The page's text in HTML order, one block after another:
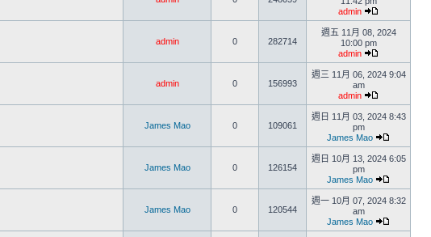
admin
admin 0 282714
週五 11月 08, 2024
10:00 pm
admin
admin 0 156993
週三 11月 06, 2024 9:04
am
admin
James Mao 0 109061
週日 11月 03, 2024 8:43
pm
James Mao
James Mao 0 126154
週日 10月 13, 2024 6:05
pm
James Mao
James Mao 0 120544
週一 10月 07, 2024 8:32
am
James Mao